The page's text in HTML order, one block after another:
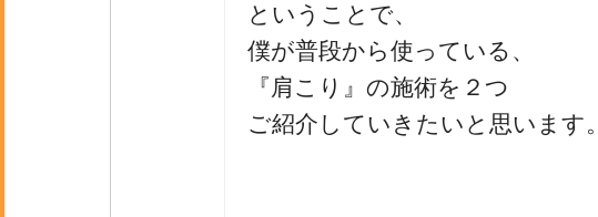
ということで、
僕が普段から使っている、
『肩こり』の施術を２つ
ご紹介していきたいと思います。